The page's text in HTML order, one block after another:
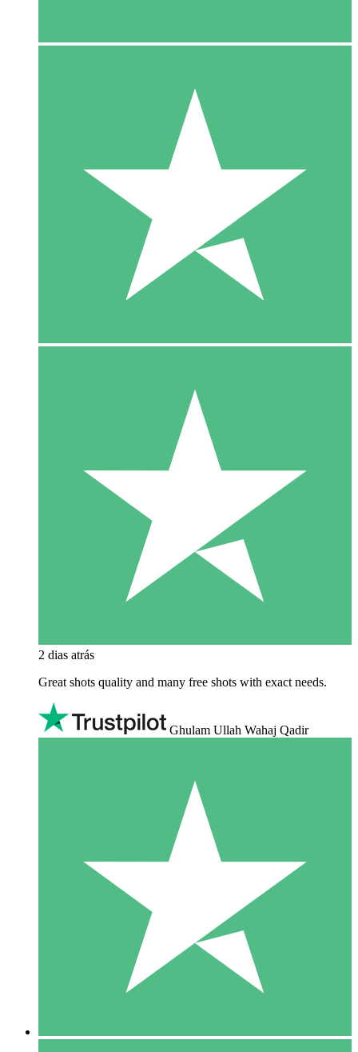
2 dias atrás
Great shots quality and many free shots with exact needs.
Ghulam Ullah Wahaj Qadir